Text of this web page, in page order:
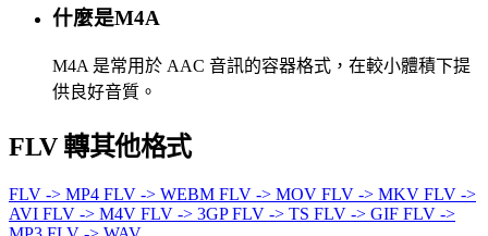
什麼是M4A
M4A 是常用於 AAC 音訊的容器格式，在較小體積下提
供良好音質。
FLV 轉其他格式
FLV -> MP4 FLV -> WEBM FLV -> MOV FLV -> MKV FLV ->
AVI FLV -> M4V FLV -> 3GPFLV -> TS FLV -> GIF FLV ->